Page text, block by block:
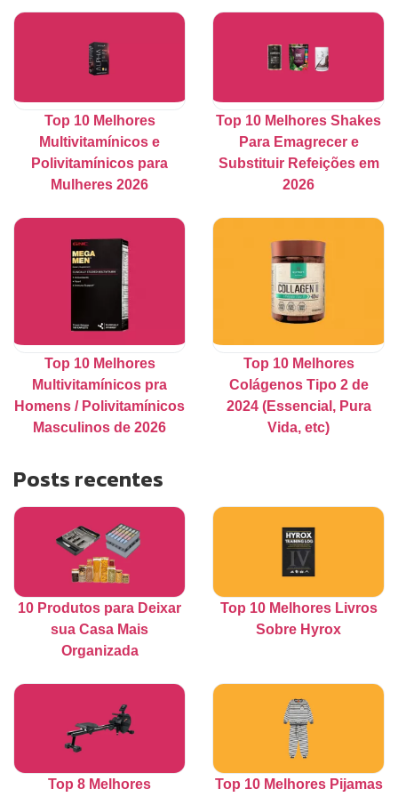
Top 10 Melhores
Multivitamínicos e
Polivitamínicos para
Mulheres 2026
Top 10 Melhores Shakes
Para Emagrecer e
Substituir Refeições em
2026
Top 10 Melhores
Multivitamínicos pra
Homens / Polivitamínicos
Masculinos de 2026
Top 10 Melhores
Colágenos Tipo 2 de
2024 (Essencial, Pura
Vida, etc)
Posts recentes
10 Produtos para Deixar
sua Casa Mais
Organizada
Top 10 Melhores Livros
Sobre Hyrox
Top 8 Melhores Top 10 Melhores Pijamas